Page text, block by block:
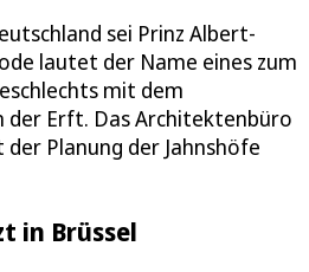
sei Prinz Albert-
lautet der Name eines zum
mit dem
der Erft. Das Architektenbüro
Planung der Jahnshöfe
in Brüssel